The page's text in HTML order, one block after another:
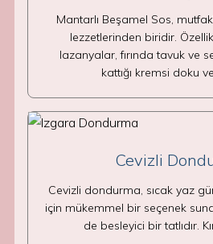
Mantarlı Beşamel Sos,
lezzetlerinden biridir.
lazanyalar, fırında tavuk ve
kattığı kremsi doku
Cevizli
Cevizli dondurma, sıcak yaz
için mükemmel bir seçenek
de besleyici bir tatlıdır.